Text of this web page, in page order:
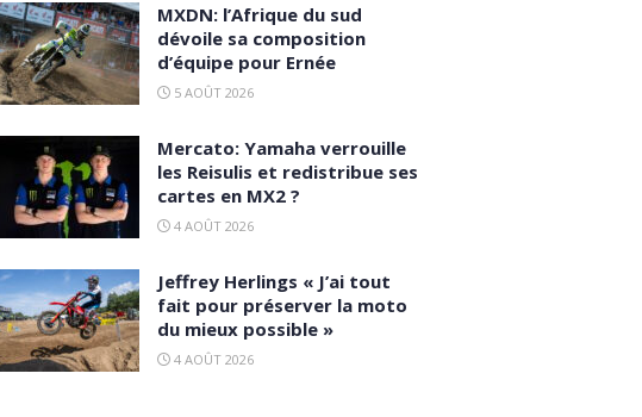
MXDN: l’Afrique du sud
dévoile sa composition
d’équipe pour Ernée
5 AOÛT 2026
Mercato: Yamaha verrouille
les Reisulis et redistribue ses
cartes en MX2 ?
4 AOÛT 2026
Jeffrey Herlings « J’ai tout
fait pour préserver la moto
du mieux possible »
4 AOÛT 2026